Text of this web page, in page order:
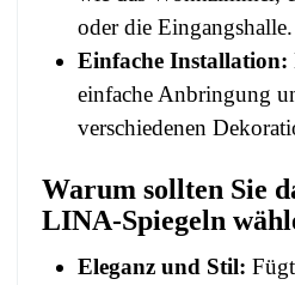
oder die Eingangshalle.
Einfache Installation:
einfache Anbringung
verschiedenen
Warum sollten Sie
LINA-Spiegeln
Eleganz und Stil: